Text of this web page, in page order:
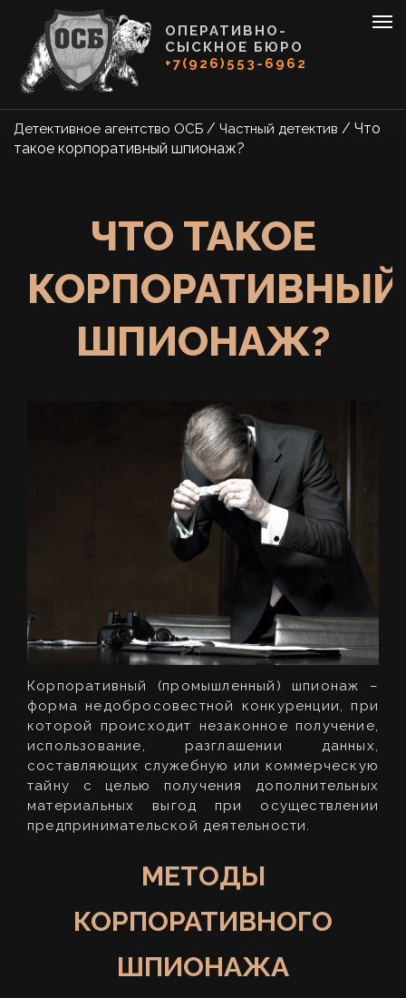
ОПЕРАТИВНО-
СЫСКНОЕ БЮРО
+7(926)553-6962
Детективное агентство ОСБ / Частный детектив / Что
такое корпоративный шпионаж?
ЧТО ТАКОЕ
КОРПОРАТИВНЫЙ
ШПИОНАЖ?
Корпоративный (промышленный) шпионаж –
форма недобросовестной конкуренции, при
которой происходит незаконное получение,
использование, разглашении данных,
составляющих служебную или коммерческую
тайну с целью получения дополнительных
материальных выгод при осуществлении
предпринимательской деятельности.
МЕТОДЫ
КОРПОРАТИВНОГО
ШПИОНАЖА